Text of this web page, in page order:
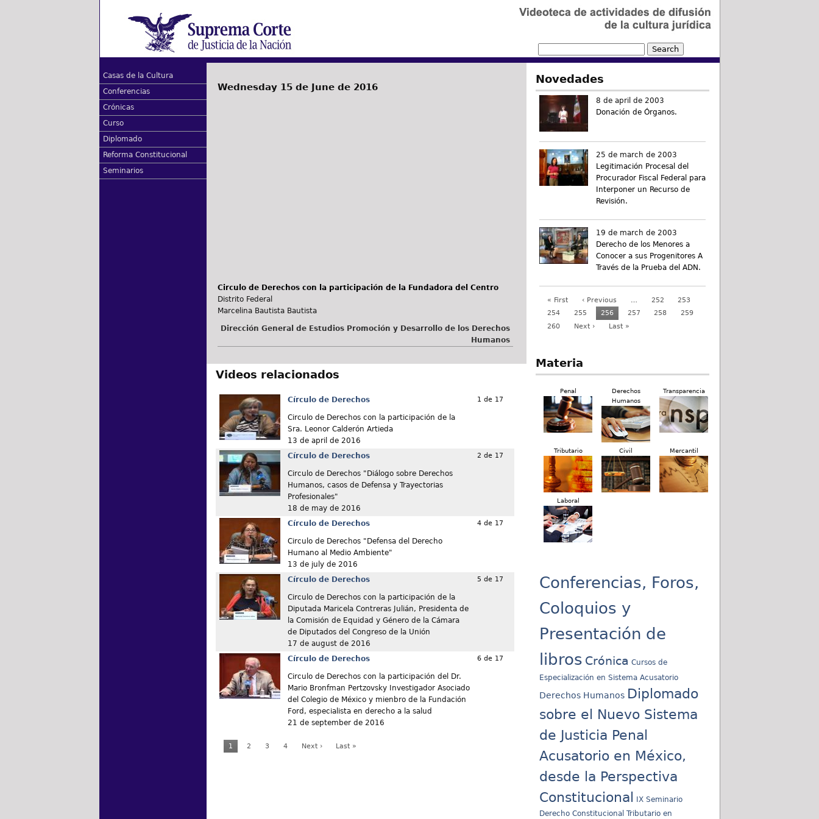
Casas de la Cultura
Conferencias
Crónicas
Curso
Diplomado
Reforma Constitucional
Seminarios
Wednesday 15 de June de 2016
Circulo de Derechos con la participación de la Fundadora del Centro
Distrito Federal
Marcelina Bautista Bautista
Dirección General de Estudios Promoción y Desarrollo de los Derechos
Humanos
Videos relacionados
Círculo de Derechos
Circulo de Derechos con la participación de la
Sra. Leonor Calderón Artieda
13 de april de 2016
1 de 17
Círculo de Derechos
Circulo de Derechos "Diálogo sobre Derechos
Humanos, casos de Defensa y Trayectorias
Profesionales"
18 de may de 2016
2 de 17
Círculo de Derechos
Circulo de Derechos "Defensa del Derecho
Humano al Medio Ambiente"
13 de july de 2016
4 de 17
Círculo de Derechos
Circulo de Derechos con la participación de la
Diputada Maricela Contreras Julián, Presidenta de
la Comisión de Equidad y Género de la Cámara
de Diputados del Congreso de la Unión
17 de august de 2016
5 de 17
Círculo de Derechos
Circulo de Derechos con la participación del Dr.
Mario Bronfman Pertzovsky Investigador Asociado
del Colegio de México y mienbro de la Fundación
Ford, especialista en derecho a la salud
21 de september de 2016
6 de 17
1 2 3 4 Next › Last »
Novedades
8 de april de 2003
Donación de Órganos.
25 de march de 2003
Legitimación Procesal del
Procurador Fiscal Federal para
Interponer un Recurso de
Revisión.
19 de march de 2003
Derecho de los Menores a
Conocer a sus Progenitores A
Través de la Prueba del ADN.
« First ‹ Previous … 252
253
254
255 256 257 258
259
260
Next › Last »
Materia
Penal
Derechos
Humanos
Transparencia
Tributario Civil Mercantil
Laboral
Conferencias, Foros,
Coloquios y
Presentación de
libros Crónica Cursos de
Especialización en Sistema Acusatorio
Derechos Humanos Diplomado
sobre el Nuevo Sistema
de Justicia Penal
Acusatorio en México,
desde la Perspectiva
Constitucional
IX Seminario
Derecho Constitucional Tributario en